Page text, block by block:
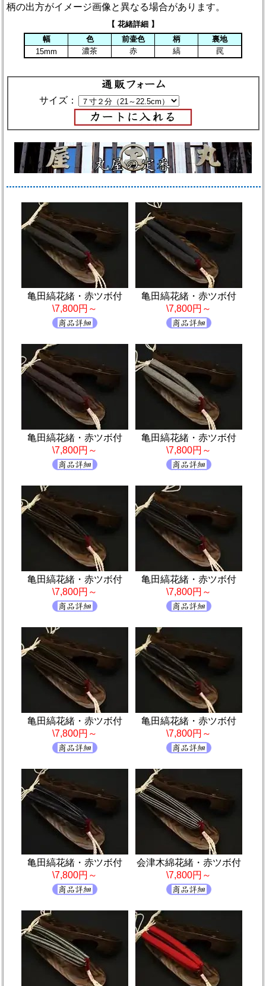
柄の出方がイメージ画像と異なる場合があります。
【 花緒詳細 】
幅
色 前壷色 柄
裏地
15mm
濃茶 赤 縞 罠
サイズ：
亀田縞花緒・赤ツボ付
\7,800円～
亀田縞花緒・赤ツボ付
\7,800円～
亀田縞花緒・赤ツボ付
\7,800円～
亀田縞花緒・赤ツボ付
\7,800円～
亀田縞花緒・赤ツボ付
\7,800円～
亀田縞花緒・赤ツボ付
\7,800円～
亀田縞花緒・赤ツボ付
\7,800円～
亀田縞花緒・赤ツボ付
\7,800円～
亀田縞花緒・赤ツボ付
\7,800円～
会津木綿花緒・赤ツボ付
\7,800円～